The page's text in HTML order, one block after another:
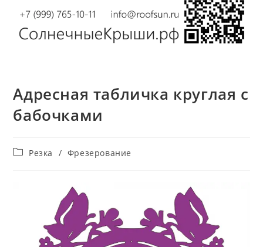
Адресная табличка круглая с
бабочками
Рубрика
Резка / Фрезерование